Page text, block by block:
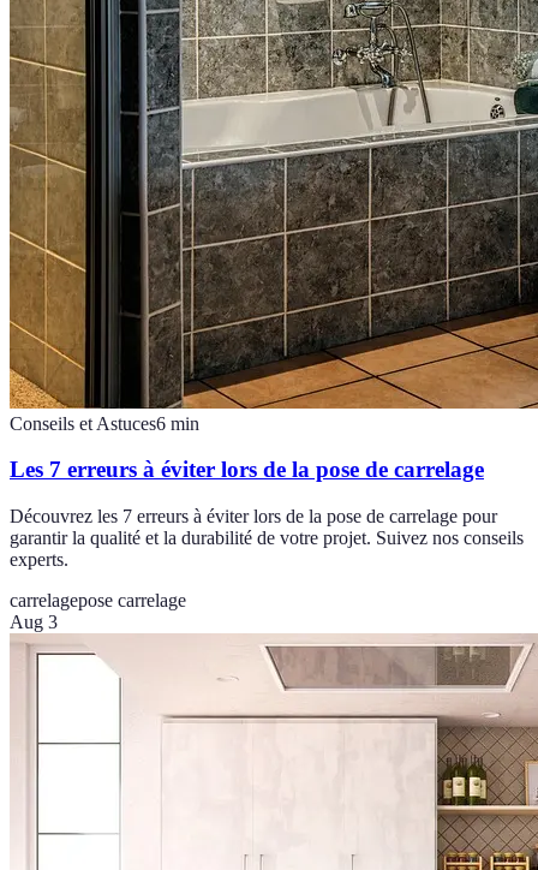
Conseils et Astuces6 min
Les 7 erreurs à éviter lors de la pose de carrelage
Découvrez les 7 erreurs à éviter lors de la pose de carrelage pour
garantir la qualité et la durabilité de votre projet. Suivez nos conseils
experts.
carrelagepose carrelage
Aug 3